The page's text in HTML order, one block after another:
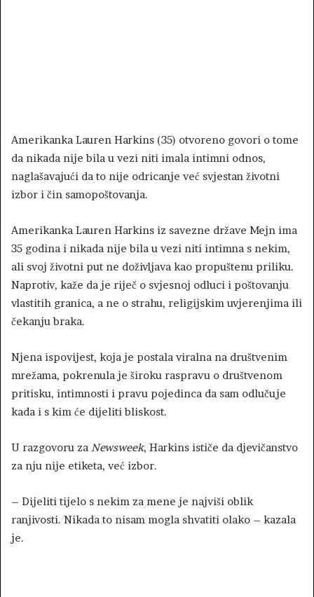
Amerikanka Lauren Harkins (35) otvoreno govori o tome
da nikada nije bila u vezi niti imala intimni odnos,
naglašavajući da to nije odricanje već svjestan životni
izbor i čin samopoštovanja.
Amerikanka Lauren Harkins iz savezne države Mejn ima
35 godina i nikada nije bila u vezi niti intimna s nekim,
ali svoj životni put ne doživljava kao propuštenu priliku.
Naprotiv, kaže da je riječ o svjesnoj odluci i poštovanju
vlastitih granica, a ne o strahu, religijskim uvjerenjima ili
čekanju braka.
Njena ispovijest, koja je postala viralna na društvenim
mrežama, pokrenula je široku raspravu o društvenom
pritisku, intimnosti i pravu pojedinca da sam odlučuje
kada i s kim će dijeliti bliskost.
U razgovoru za Newsweek, Harkins ističe da djevičanstvo
za nju nije etiketa, već izbor.
– Dijeliti tijelo s nekim za mene je najviši oblik
ranjivosti. Nikada to nisam mogla shvatiti olako – kazala
je.